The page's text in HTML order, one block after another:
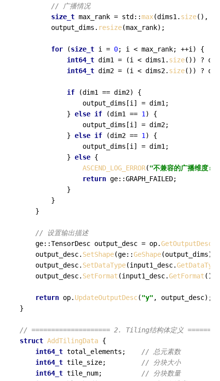
// 广播情况
size_t max_rank = std::max(dims1. size(),
        output_dims.
resize(max_rank);
for (size_t i = 0; i < max_rank; ++i) {
int64_t dim1 = (i < dims1. size()) ?
int64_t dim2 = (i < dims2. size()) ?
if (dim1 == dim2) {
                output_dims[i] = dim1;
            }
else if (dim1 == 1 ) {
                output_dims[i] = dim2;
            }
else if (dim2 == 1 ) {
                output_dims[i] = dim1;
            }
else {
ASCEND_LOG_ERROR("不兼容的广播维度:
return ge::GRAPH_FAILED;
            }
        }
    }
// 设置输出描述
    ge::TensorDesc output_desc = op.
    output_desc.
SetShape(ge::GeShape(output_dims));
    output_desc.
SetDataType(input1_desc.GetDataType
    output_desc.
SetFormat (input1_desc.GetFormat ());
return op. UpdateOutputDesc("y" , output_desc);
}
// ==================== 2. Tiling结构体定义
struct AddTilingData {
int64_t total_elements; // 总元素数
int64_t tile_size; // 分块大小
int64_t tile_num; // 分块数量